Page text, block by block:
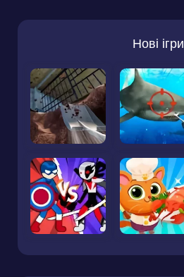
Нові ігри